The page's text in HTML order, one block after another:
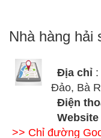
Nhà hàng hải
Địa chỉ
Đảo, Bà
Điện
Website
>> Chỉ đường